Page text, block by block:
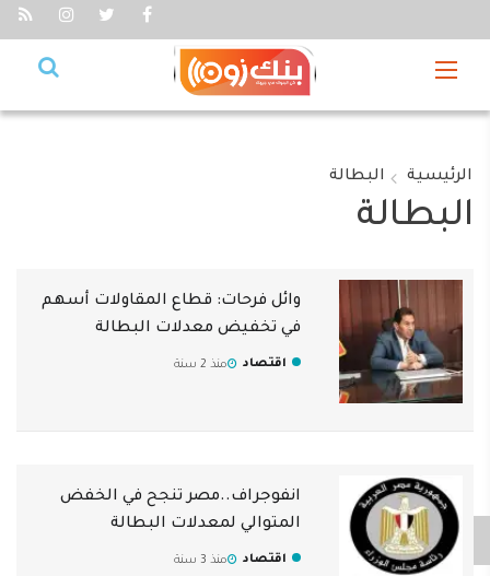
الرئيسية البطالة
البطالة
وائل فرحات: قطاع المقاولات أسهم
في تخفيض معدلات البطالة
اقتصاد منذ 2 سنة
انفوجراف..مصر تنجح في الخفض
المتوالي لمعدلات البطالة
اقتصاد منذ 3 سنة